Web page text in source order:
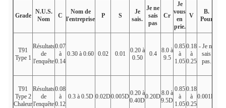
Grade
N.U.S.
Nom
C
Nom de
l'entreprise
P S
Je
sais.
Je ne
sais
pas
Cr
Je
vous
en
prie.
V
B.
Pour
T91
Type 1
Résultats
de
l'enquête
0.07
à
0.14
0.30 à 0.60 0.02 0.01
0.20 à
0.50
0.4
8.0 à
9.5
0.85
à
1.05
0.18
à
0.25
- Je ne
sais
pas.
T91
Type 2
Chaleur
Résultats
de
l'enquête
0.08
à
0.12
0.3 à 0.5D 0.02D0.005D0.20 à
0.40D
0.20D8.0 à
9.5D
0.85
à
1.05
0.18
à
0.25
0.001D